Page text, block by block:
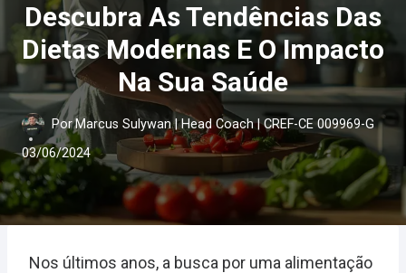
Descubra As Tendências Das
Dietas Modernas E O Impacto
Na Sua Saúde
PorMarcus Sulywan | Head Coach | CREF-CE 009969-G
03/06/2024
Nos últimos anos, a busca por uma alimentação